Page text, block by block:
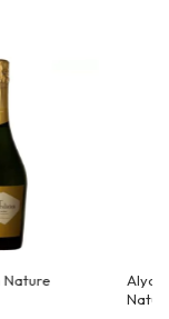
Nature
Alyda